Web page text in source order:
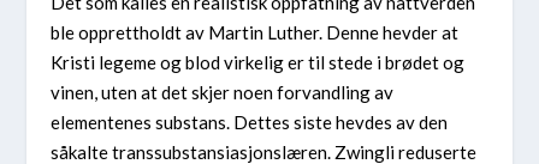
ble opprettholdt av Martin Luther. Denne hevder at
Kristi legeme og blod virkelig er til stede i brødet og
vinen, uten at det skjer noen forvandling av
elementenes substans. Dettes siste hevdes av den
såkalte transsubstansiasjonslæren. Zwingli reduserte